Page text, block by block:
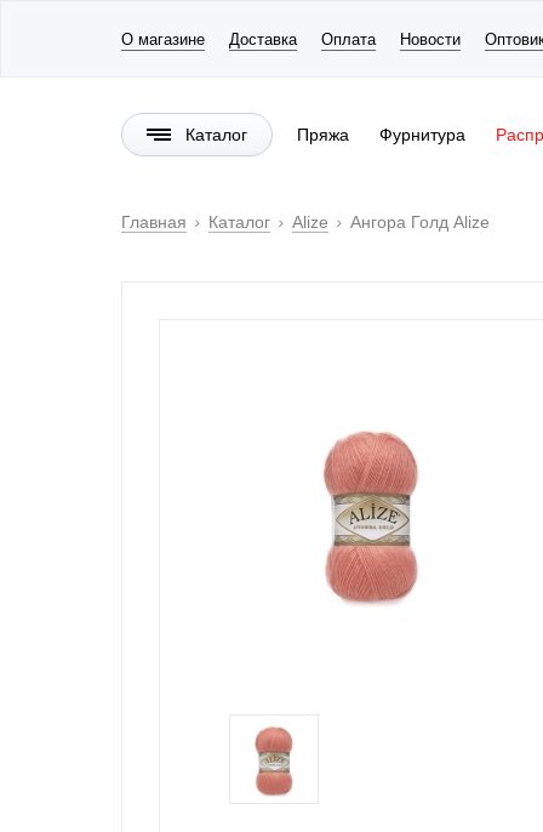
О магазине Доставка Оплата Новости
Каталог Пряжа Фурнитура
Главная Каталог Alize Ангора Голд Alize